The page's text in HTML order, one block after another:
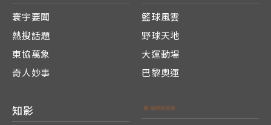
寰宇要聞
熱搜話題
東協萬象
奇人妙事
籃球風雲
野球天地
大運動場
巴黎奧運
知影